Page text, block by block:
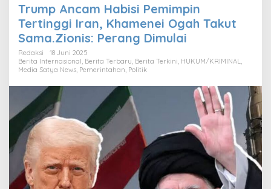
Trump Ancam Habisi Pemimpin
Tertinggi Iran, Khamenei Ogah Takut
Sama.Zionis: Perang Dimulai
Redaksi
18 Juni 2025
Berita Internasional Berita Terbaru Berita Terkini HUKUM/KRIMINAL
Media Satya News Pemerintahan Politik